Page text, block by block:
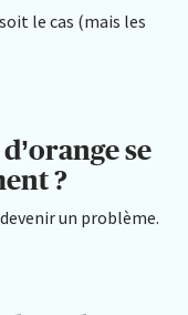
le cas (mais les
se
?
un problème.